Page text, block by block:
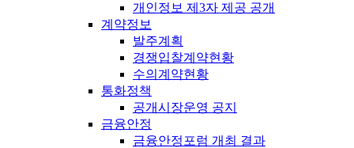
개인정보 제3자 제공 공개
계약정보
발주계획
경쟁입찰계약현황
수의계약현황
통화정책
공개시장운영 공지
금융안정
금융안정포럼 개최 결과